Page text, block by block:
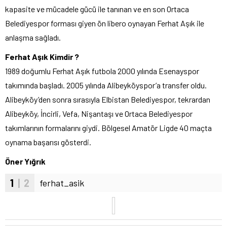
kapasite ve mücadele gücü ile tanınan ve en son Ortaca
Belediyespor forması giyen ön libero oynayan Ferhat Aşık ile
anlaşma sağladı.
Ferhat Aşık Kimdir ?
1989 doğumlu Ferhat Aşık futbola 2000 yılında Esenayspor
takımında başladı. 2005 yılında Alibeyköyspor’a transfer oldu.
Alibeyköy’den sonra sırasıyla Elbistan Belediyespor, tekrardan
Alibeyköy, İncirli, Vefa, Nişantaşı ve Ortaca Belediyespor
takımlarının formalarını giydi. Bölgesel Amatör Ligde 40 maçta
oynama başarısı gösterdi.
Öner Yığrık
1 | 2 ferhat_asik